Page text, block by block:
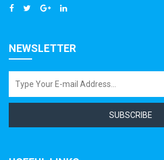
NEWSLETTER
SUBSCRIBE